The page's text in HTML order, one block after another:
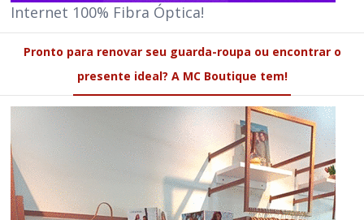
Internet 100% Fibra Óptica!
Pronto para renovar seu guarda-roupa ou encontrar o
presente ideal? A MC Boutique tem!